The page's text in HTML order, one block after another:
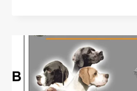
POINTER
ANGLAIS